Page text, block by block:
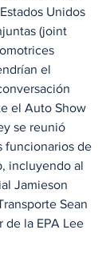
Unidos
(joint
el
el Auto Show
se reunió
funcionarios de
incluyendo al
Jamieson
Sean
de la EPA Lee